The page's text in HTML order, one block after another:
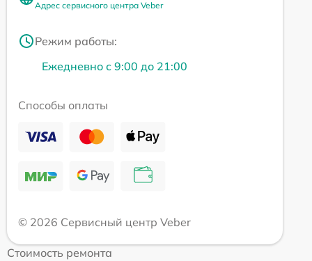
Адрес сервисного центра Veber
Режим работы:
Ежедневно с 9:00 до 21:00
Способы оплаты
© 2026 Сервисный центр Veber
Стоимость ремонта